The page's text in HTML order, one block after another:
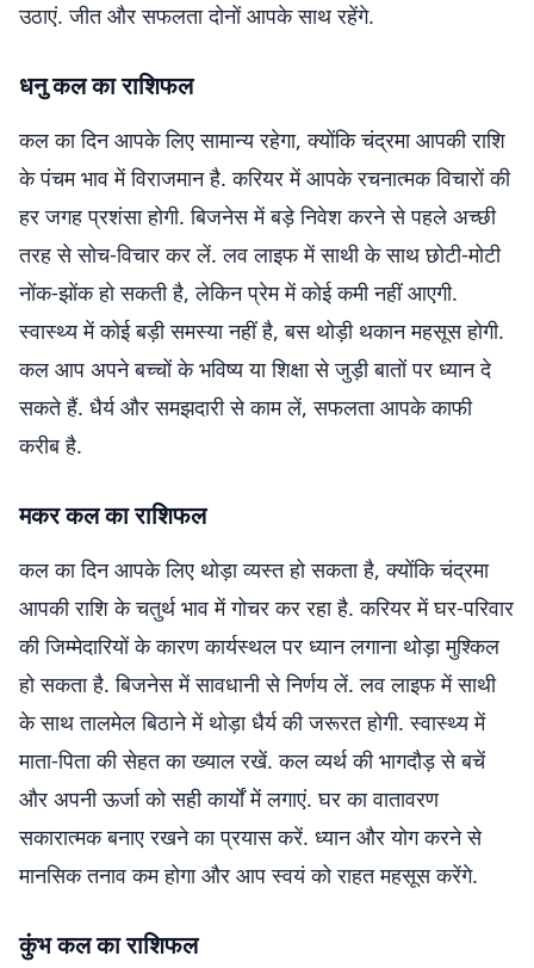
उठाएं. जीत और सफलता दोनों आपके साथ रहेंगे.
धनु कल का राशिफल
कल का दिन आपके लिए सामान्य रहेगा, क्योंकि चंद्रमा आपकी राशि
के पंचम भाव में विराजमान है. करियर में आपके रचनात्मक विचारों की
हर जगह प्रशंसा होगी. बिजनेस में बड़े निवेश करने से पहले अच्छी
तरह से सोच-विचार कर लें. लव लाइफ में साथी के साथ छोटी-मोटी
नोंक-झोंक हो सकती है, लेकिन प्रेम में कोई कमी नहीं आएगी.
स्वास्थ्य में कोई बड़ी समस्या नहीं है, बस थोड़ी थकान महसूस होगी.
कल आप अपने बच्चों के भविष्य या शिक्षा से जुड़ी बातों पर ध्यान दे
सकते हैं. धैर्य और समझदारी से काम लें, सफलता आपके काफी
करीब है.
मकर कल का राशिफल
कल का दिन आपके लिए थोड़ा व्यस्त हो सकता है, क्योंकि चंद्रमा
आपकी राशि के चतुर्थ भाव में गोचर कर रहा है. करियर में घर-परिवार
की जिम्मेदारियों के कारण कार्यस्थल पर ध्यान लगाना थोड़ा मुश्किल
हो सकता है. बिजनेस में सावधानी से निर्णय लें. लव लाइफ में साथी
के साथ तालमेल बिठाने में थोड़ा धैर्य की जरूरत होगी. स्वास्थ्य में
माता-पिता की सेहत का ख्याल रखें. कल व्यर्थ की भागदौड़ से बचें
और अपनी ऊर्जा को सही कार्यों में लगाएं. घर का वातावरण
सकारात्मक बनाए रखने का प्रयास करें. ध्यान और योग करने से
मानसिक तनाव कम होगा और आप स्वयं को राहत महसूस करेंगे.
कुंभ कल का राशिफल